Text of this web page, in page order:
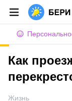
Как
Жизнь